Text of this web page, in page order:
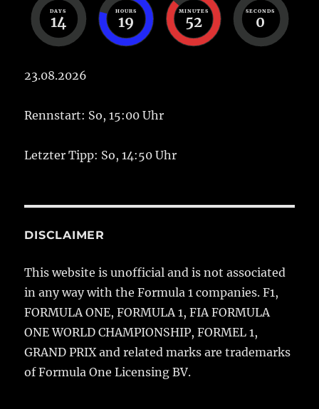
DAYS
14
HOURS
19
MINUTES
51
SECONDS
59
23.08.2026
Rennstart: So, 15:00 Uhr
Letzter Tipp: So, 14:50 Uhr
DISCLAIMER
This website is unofficial and is not associated
in any way with the Formula 1 companies. F1,
FORMULA ONE, FORMULA 1, FIA FORMULA
ONE WORLD CHAMPIONSHIP, FORMEL 1,
GRAND PRIX and related marks are trademarks
of Formula One Licensing BV.